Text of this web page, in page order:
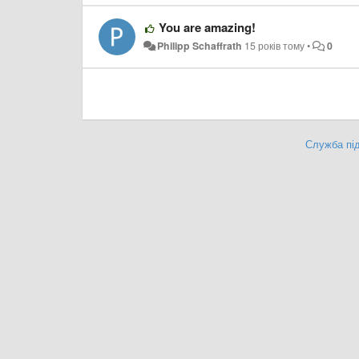
You are amazing!
Philipp Schaffrath 15 років тому• 0
Служба